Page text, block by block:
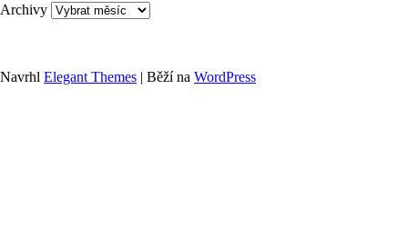
Archivy
Navrhl Elegant Themes | Běží na WordPress